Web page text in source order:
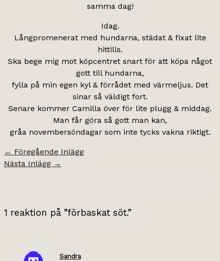
samma dag!
Idag.
Långpromenerat med hundarna, städat & fixat lite
hittills.
Ska bege mig mot köpcentret snart för att köpa något
gott till hundarna,
fylla på min egen kyl & förrådet med värmeljus. Det
sinar så väldigt fort.
Senare kommer Camilla över för lite plugg & middag.
Man får göra så gott man kan,
gråa novembersöndagar som inte tycks vakna riktigt.
← Föregående Inlägg
Nästa Inlägg →
1 reaktion på ”förbaskat söt.”
Sandra